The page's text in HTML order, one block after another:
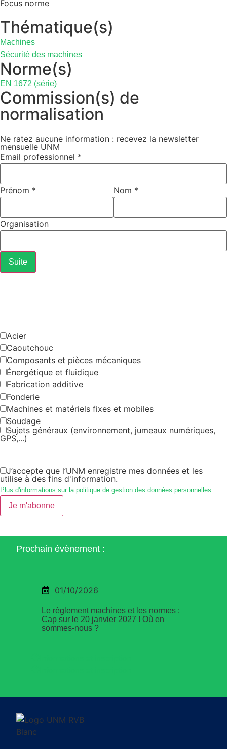
Focus norme
Thématique(s)
Machines
Sécurité des machines
Norme(s)
EN 1672 (série)
Commission(s) de
normalisation
Ne ratez aucune information : recevez la newsletter
mensuelle UNM
Email professionnel *
Prénom * Nom *
Organisation
Suite
Acier
Caoutchouc
Composants et pièces mécaniques
Énergétique et fluidique
Fabrication additive
Fonderie
Machines et matériels fixes et mobiles
Soudage
Sujets généraux (environnement, jumeaux numériques,
GPS,...)
J’accepte que l’UNM enregistre mes données et les
utilise à des fins d'information.
Plus d'informations sur la politique de gestion des données personnelles
Je m'abonne
Prochain évènement :
01/10/2026
Le règlement machines et les normes :
Cap sur le 20 janvier 2027 ! Où en
sommes-nous ?